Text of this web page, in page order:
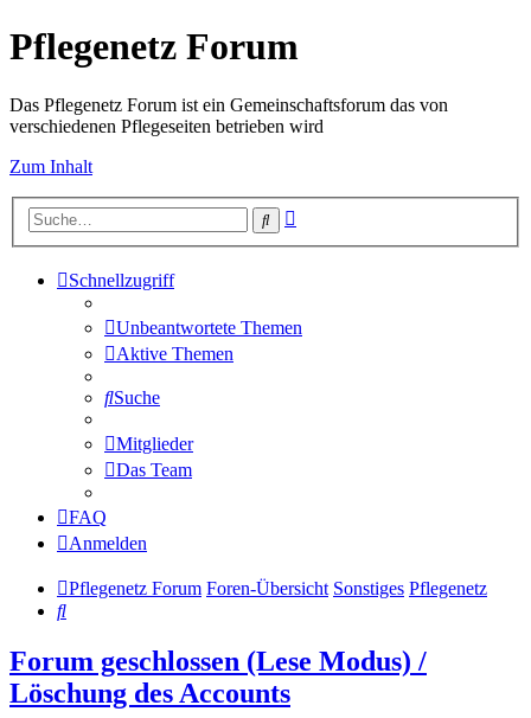
Pflegenetz Forum
Das Pflegenetz Forum ist ein Gemeinschaftsforum das von
verschiedenen Pflegeseiten betrieben wird
Zum Inhalt
Suche
Schnellzugriff
Unbeantwortete Themen
Aktive Themen
Suche
Mitglieder
Das Team
FAQ
Anmelden
Pflegenetz Forum Foren-Übersicht Sonstiges Pflegenetz
Suche
Forum geschlossen (Lese Modus) /
Löschung des Accounts